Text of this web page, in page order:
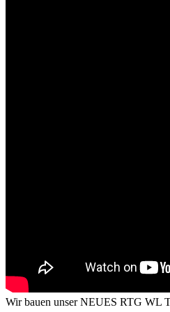
Wir bauen unser NEUES RTG WL